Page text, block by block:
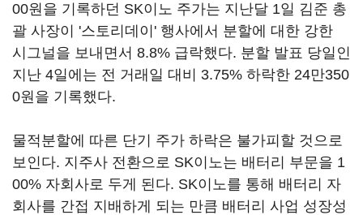
00원을 기록하던 SK이노 주가는 지난달 1일 김준 총
괄 사장이 '스토리데이' 행사에서 분할에 대한 강한
시그널을 보내면서 8.8% 급락했다. 분할 발표 당일인
지난 4일에는 전 거래일 대비 3.75% 하락한 24만350
0원을 기록했다.
물적분할에 따른 단기 주가 하락은 불가피할 것으로
보인다. 지주사 전환으로 SK이노는 배터리 부문을 1
00% 자회사로 두게 된다. SK이노를 통해 배터리 자
회사를 간접 지배하게 되는 만큼 배터리 사업 성장성